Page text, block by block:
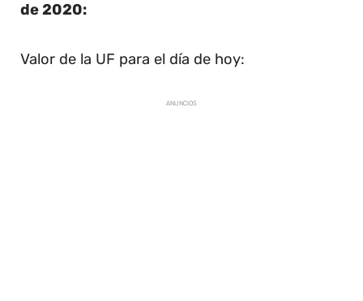
de 2020:
Valor de la UF para el día de hoy:
ANUNCIOS